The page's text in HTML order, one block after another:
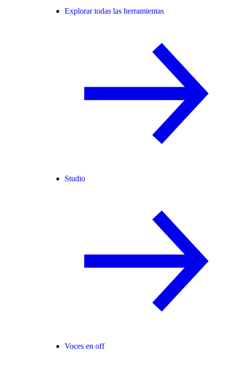
Explorar todas las herramientas
Studio
Voces en off